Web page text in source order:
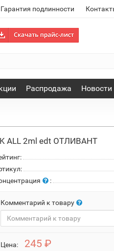
Гарантия подлинности
Распродажа Новости
ALL 2ml edt ОТЛИВАНТ
:
Комментарий к товару
Цена: 245 ₽